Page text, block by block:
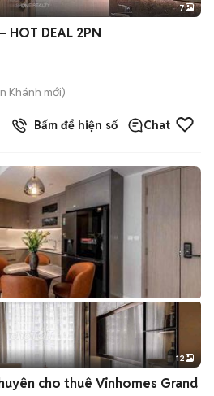
+2
7
HOT DEAL 2PN
Khánh mới)
Bấm để hiện số Chat
+2
12
cho thuê Vinhomes Grand